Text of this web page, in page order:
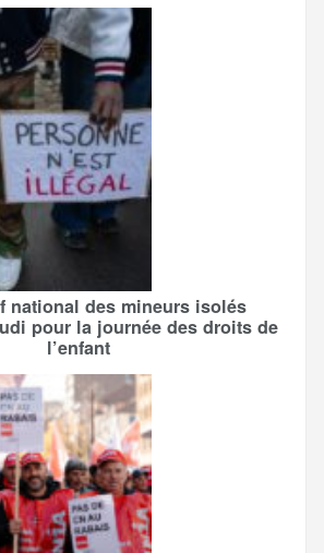
national des mineurs isolés
pour la journée des droits de
l’enfant